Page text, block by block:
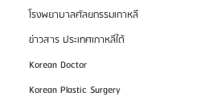
โรงพยาบาลศัลยกรรมเกาหลี
ข่าวสาร ประเทศเกาหลีใต้
Korean Doctor
Korean Plastic Surgery